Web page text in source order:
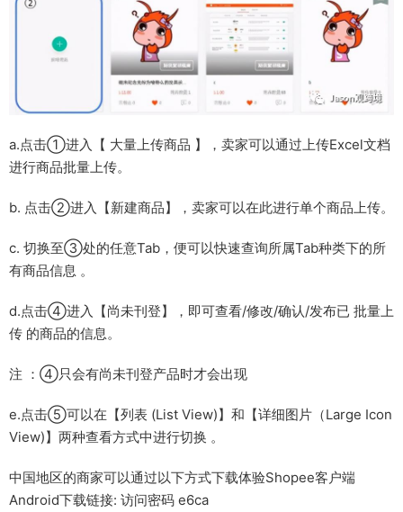
a.点击①进入【 大量上传商品 】，卖家可以通过上传Excel文档
进行商品批量上传。
b. 点击②进入【新建商品】，卖家可以在此进行单个商品上传。
c. 切换至③处的任意Tab，便可以快速查询所属Tab种类下的所
有商品信息 。
d.点击④进入【尚未刊登】，即可查看/修改/确认/发布已 批量上
传 的商品的信息。
注 ：④只会有尚未刊登产品时才会出现
e.点击⑤可以在【列表 (List View)】和【详细图片（Large Icon
View)】两种查看方式中进行切换 。
中国地区的商家可以通过以下方式下载体验Shopee客户端
Android下载链接: 访问密码 e6ca